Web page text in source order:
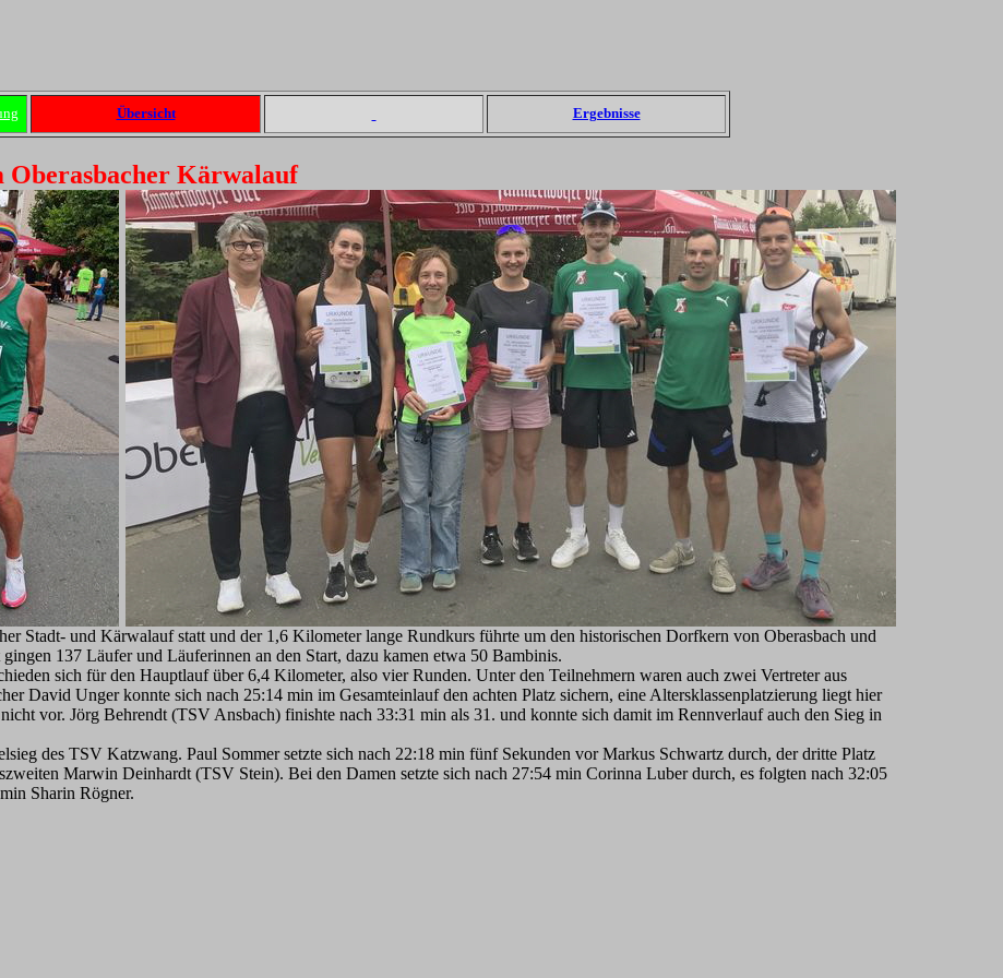
Übersicht Ergebnisse
Oberasbacher Kärwalauf
Stadt- und Kärwalauf statt und der 1,6 Kilometer lange Rundkurs führte um den historischen Dorfkern von Oberasbach und
gingen 137 Läufer und Läuferinnen an den Start, dazu kamen etwa 50 Bambinis.
sich für den Hauptlauf über 6,4 Kilometer, also vier Runden. Unter den Teilnehmern waren auch zwei Vertreter aus
David Unger konnte sich nach 25:14 min im Gesamteinlauf den achten Platz sichern, eine Altersklassenplatzierung liegt hier
vor. Jörg Behrendt (TSV Ansbach) finishte nach 33:31 min als 31. und konnte sich damit im Rennverlauf auch den Sieg in
des TSV Katzwang. Paul Sommer setzte sich nach 22:18 min fünf Sekunden vor Markus Schwartz durch, der dritte Platz
Marwin Deinhardt (TSV Stein). Bei den Damen setzte sich nach 27:54 min Corinna Luber durch, es folgten nach 32:05
Sharin Rögner.